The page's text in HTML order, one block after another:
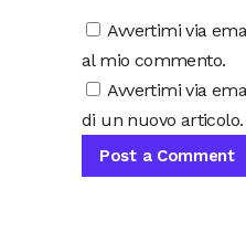
Avvertimi via
al mio commento.
Avvertimi via
di un nuovo articolo.